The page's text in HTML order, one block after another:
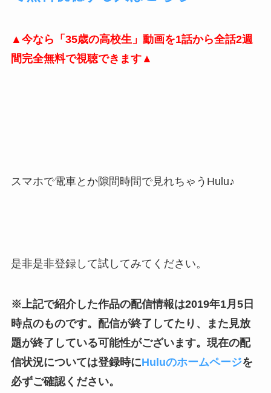
▲今なら「35歳の高校生」動画を1話から全話2週
間完全無料で視聴できます▲
スマホで電車とか隙間時間で見れちゃうHulu♪
是非是非登録して試してみてください。
※上記で紹介した作品の配信情報は2019年1月5日
時点のものです。配信が終了してたり、また見放
題が終了している可能性がございます。現在の配
信状況については登録時にHuluのホームページを
必ずご確認ください。